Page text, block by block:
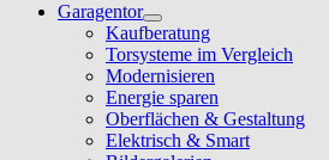
Garagentor
Kaufberatung
Torsysteme im Vergleich
Modernisieren
Energie sparen
Oberflächen & Gestaltung
Elektrisch & Smart